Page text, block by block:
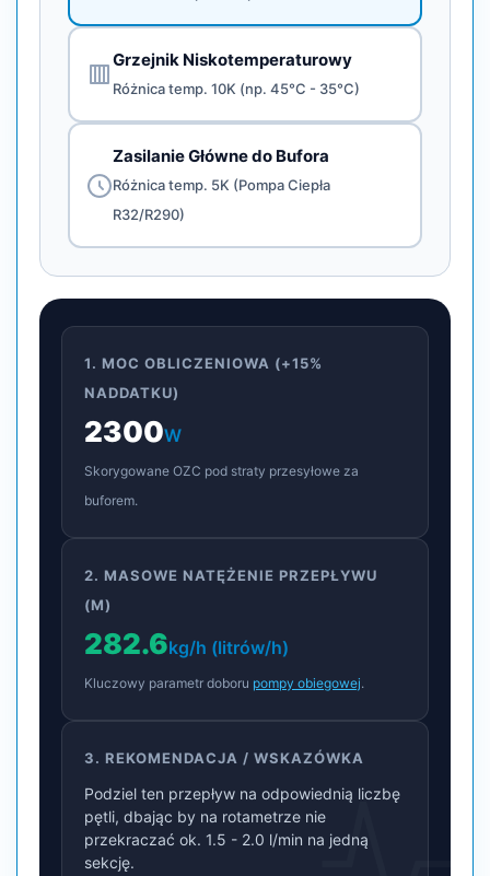
Grzejnik Niskotemperaturowy
Różnica temp. 10K (np. 45°C - 35°C)
Zasilanie Główne do Bufora
Różnica temp. 5K (Pompa Ciepła
R32/R290)
1. MOC OBLICZENIOWA (+15%
NADDATKU)
2300W
Skorygowane OZC pod straty przesyłowe za
buforem.
2. MASOWE NATĘŻENIE PRZEPŁYWU
(M)
282.6kg/h (litrów/h)
Kluczowy parametr doboru pompy obiegowej.
3. REKOMENDACJA / WSKAZÓWKA
Podziel ten przepływ na odpowiednią liczbę
pętli, dbając by na rotametrze nie
przekraczać ok. 1.5 - 2.0 l/min na jedną
sekcję.